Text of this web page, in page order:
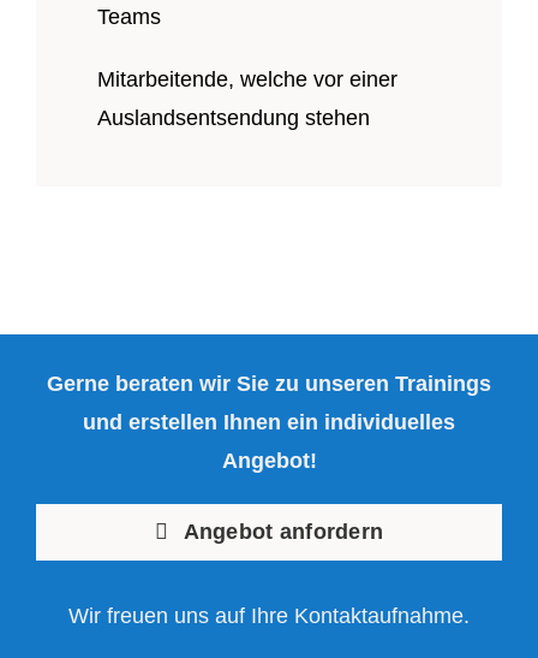
Teams
Mitarbeitende, welche vor einer
Auslandsentsendung stehen
Gerne beraten wir Sie zu unseren Trainings
und erstellen Ihnen ein individuelles
Angebot!
Angebot anfordern
Wir freuen uns auf Ihre Kontaktaufnahme.